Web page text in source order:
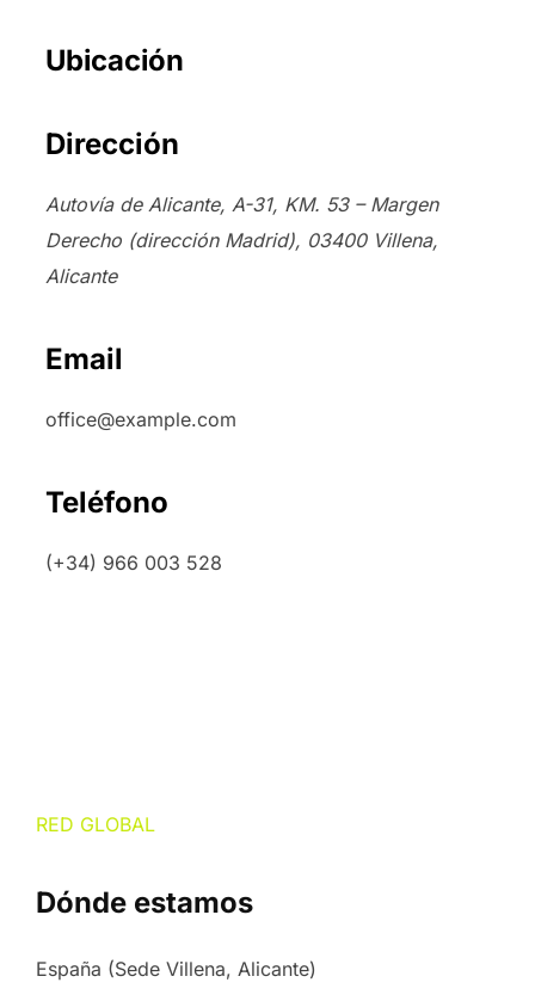
Ubicación
Dirección
Autovía de Alicante, A-31, KM. 53 – Margen
Derecho (dirección Madrid), 03400 Villena,
Alicante
Email
office@example.com
Teléfono
(+34) 966 003 528
RED GLOBAL
Dónde estamos
España (Sede Villena, Alicante)